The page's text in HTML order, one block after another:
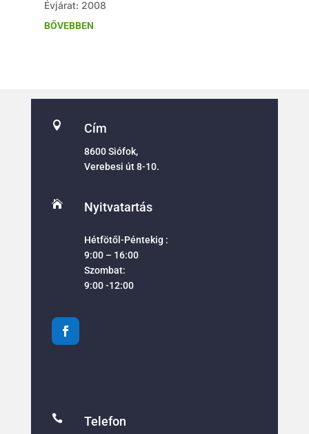
Évjárat: 2008
BŐVEBBEN
 Cím
8600 Siófok,
Verebesi út 8-10.
 Nyitvatartás
Hétfötől-Péntekig :
9:00 – 16:00
Szombat:
9:00 -12:00
 Telefon